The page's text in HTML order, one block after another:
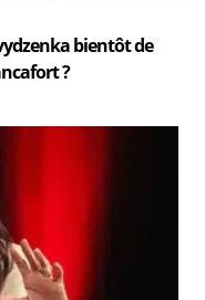
bientôt de
?